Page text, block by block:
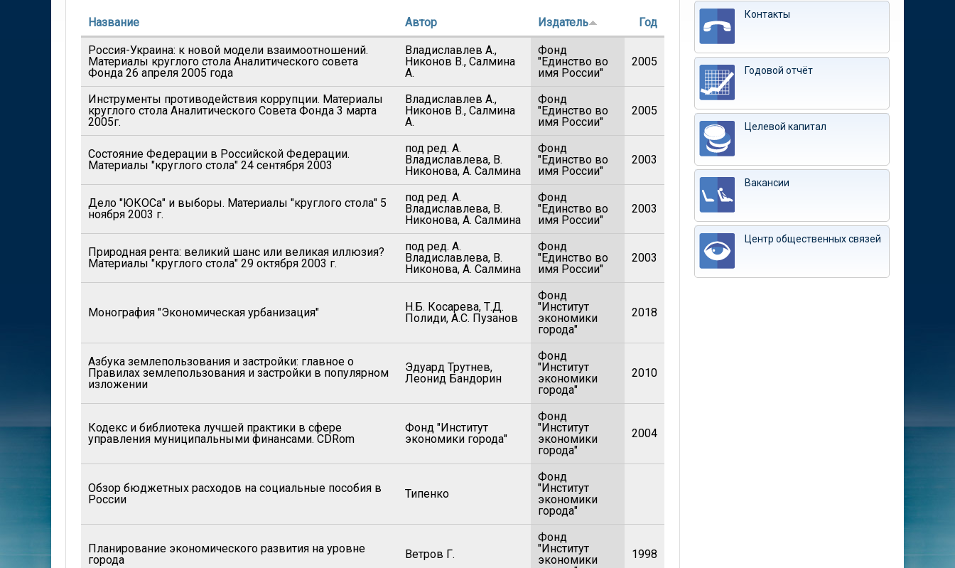
Название Автор Издатель Год
Россия-Украина: к новой модели взаимоотношений.
Материалы круглого стола Аналитического совета
Фонда 26 апреля 2005 года
Владиславлев А.,
Никонов В., Салмина
А.
Фонд
"Единство во
имя России"
2005
Инструменты противодействия коррупции. Материалы
круглого стола Аналитического Совета Фонда 3 марта
2005г.
Владиславлев А.,
Никонов В., Салмина
А.
Фонд
"Единство во
имя России"
2005
Состояние Федерации в Российской Федерации.
Материалы "круглого стола" 24 сентября 2003
под ред. А.
Владиславлева, В.
Никонова, А. Салмина
Фонд
"Единство во
имя России"
2003
Дело "ЮКОСа" и выборы. Материалы "круглого стола" 5
ноября 2003 г.
под ред. А.
Владиславлева, В.
Никонова, А. Салмина
Фонд
"Единство во
имя России"
2003
Природная рента: великий шанс или великая иллюзия?
Материалы "круглого стола" 29 октября 2003 г.
под ред. А.
Владиславлева, В.
Никонова, А. Салмина
Фонд
"Единство во
имя России"
2003
Монография "Экономическая урбанизация"
Н.Б. Косарева, Т.Д.
Полиди, А.С. Пузанов
Фонд
"Институт
экономики
города"
2018
Азбука землепользования и застройки: главное о
Правилах землепользования и застройки в популярном
изложении
Эдуард Трутнев,
Леонид Бандорин
Фонд
"Институт
экономики
города"
2010
Кодекс и библиотека лучшей практики в сфере
управления муниципальными финансами. CDRom
Фонд "Институт
экономики города"
Фонд
"Институт
экономики
города"
2004
Обзор бюджетных расходов на социальные пособия в
России
Типенко
Фонд
"Институт
экономики
города"
Планирование экономического развития на уровне
города
Ветров Г.
Фонд
"Институт
экономики
1998
Контакты
Годовой отчёт
Целевой капитал
Вакансии
Центр общественных связей